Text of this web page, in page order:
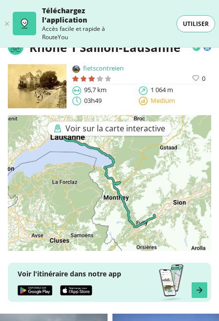
Téléchargez
l'application
Accès facile et rapide à
RouteYou
UTILISER
Rhône 1 Saillon-Lausanne
fietscontreien
0
95,7 km
1 064 m
03h49
Medium
Voir sur la carte interactive
Voir l'itinéraire dans notre app